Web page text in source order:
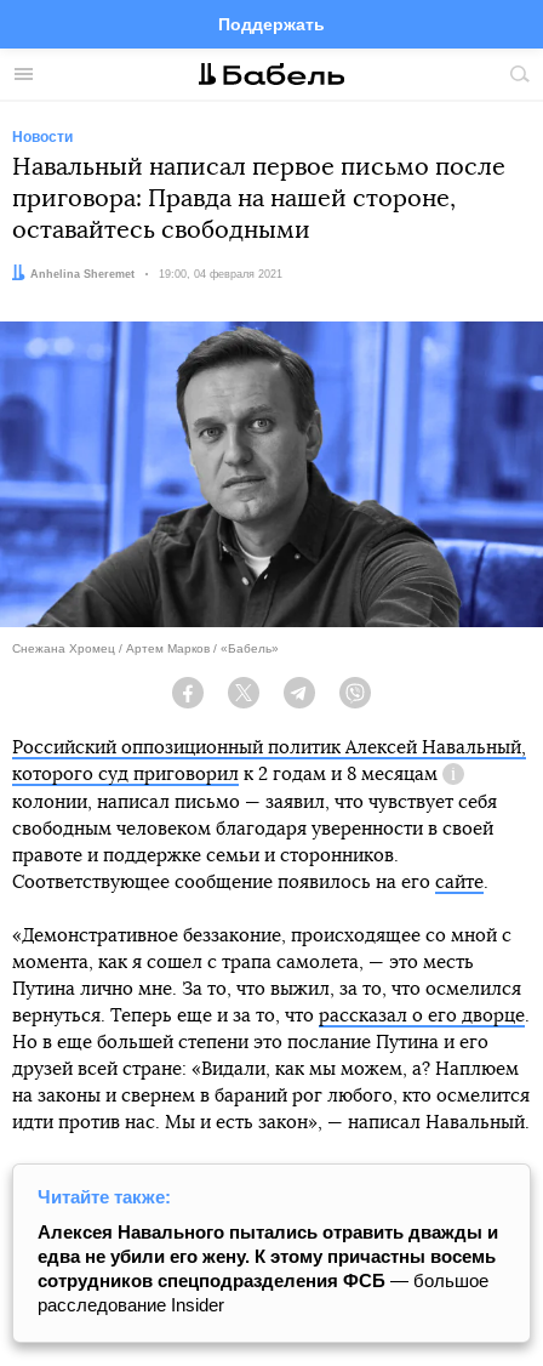
Меню
Поддержать
FacebookTelegramTwitter
Новости
Навальный написал первое письмо после
приговора: Правда на нашей стороне,
оставайтесь свободными
Автор:
Anhelina Sheremet Дата:
19:00, 04 февраля 2021
Снежана Хромец / Артем Марков / «Бабель»
Facebook Twitter Telegram
Российский оппозиционный политик Алексей Навальный,
которого суд приговорил к 2 годам и 8 месяцам
Справка
колонии, написал письмо — заявил, что чувствует себя
свободным человеком благодаря уверенности в своей
правоте и поддержке семьи и сторонников.
Соответствующее сообщение появилось на его сайте.
«Демонстративное беззаконие, происходящее со мной с
момента, как я сошел с трапа самолета, — это месть
Путина лично мне. За то, что выжил, за то, что осмелился
вернуться. Теперь еще и за то, что рассказал о его дворце.
Но в еще большей степени это послание Путина и его
друзей всей стране: «Видали, как мы можем, а? Наплюем
на законы и свернем в бараний рог любого, кто осмелится
идти против нас. Мы и есть закон», — написал Навальный.
Читайте также:
Алексея Навального пытались отравить дважды и
едва не убили его жену. К этому причастны восемь
сотрудников спецподразделения ФСБ — большое
расследование Insider